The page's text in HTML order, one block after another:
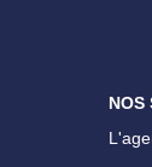
NOS